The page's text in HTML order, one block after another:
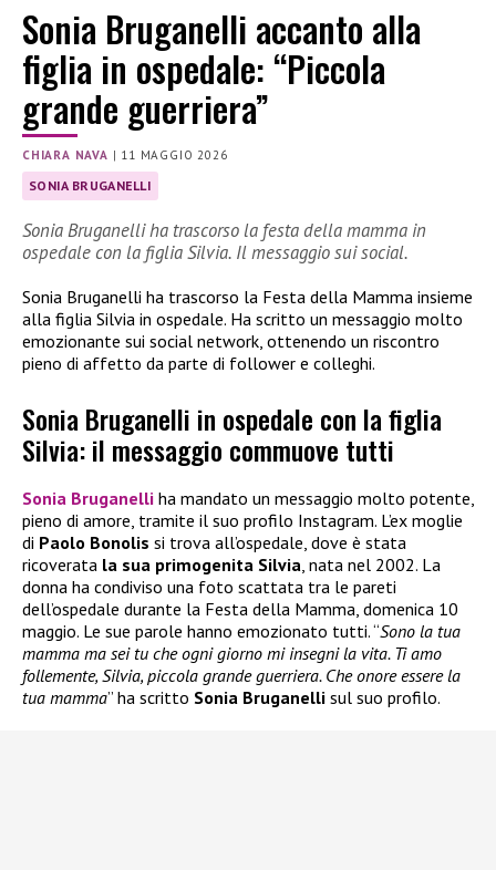
Sonia Bruganelli accanto alla
figlia in ospedale: “Piccola
grande guerriera”
CHIARA NAVA | 11 MAGGIO 2026
SONIA BRUGANELLI
Sonia Bruganelli ha trascorso la festa della mamma in
ospedale con la figlia Silvia. Il messaggio sui social.
Sonia Bruganelli ha trascorso la Festa della Mamma insieme
alla figlia Silvia in ospedale. Ha scritto un messaggio molto
emozionante sui social network, ottenendo un riscontro
pieno di affetto da parte di follower e colleghi.
Sonia Bruganelli in ospedale con la figlia
Silvia: il messaggio commuove tutti
Sonia Bruganelli ha mandato un messaggio molto potente,
pieno di amore, tramite il suo profilo Instagram. L’ex moglie
di Paolo Bonolis si trova all’ospedale, dove è stata
ricoverata la sua primogenita Silvia, nata nel 2002. La
donna ha condiviso una foto scattata tra le pareti
dell’ospedale durante la Festa della Mamma, domenica 10
maggio. Le sue parole hanno emozionato tutti. “Sono la tua
mamma ma sei tu che ogni giorno mi insegni la vita. Ti amo
follemente, Silvia, piccola grande guerriera. Che onore essere la
tua mamma” ha scritto Sonia Bruganelli sul suo profilo.